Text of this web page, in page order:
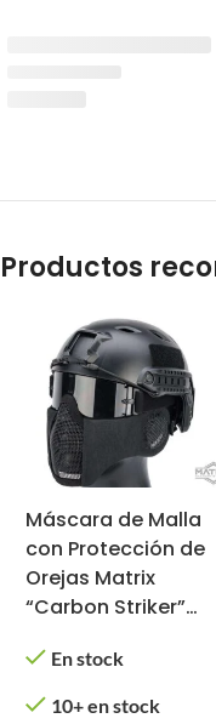
Productos
Máscara de Malla
con Protección de
Orejas Matrix
“Carbon Striker”
En stock
10+ en stock